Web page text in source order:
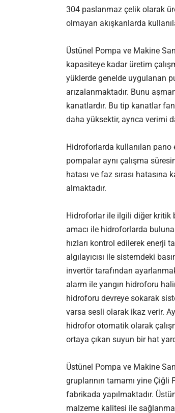
304 paslanmaz çelik olarak
olmayan akışkanlarda
Üstünel Pompa ve Makine
kapasiteye kadar üretim
yüklerde genelde uygulanan
arızalanmaktadır. Bunu
kanatlardır. Bu tip kanatlar
daha yüksektir, ayrıca verimi
Hidroforlarda kullanılan pano
pompalar aynı çalışma
hatası ve faz sırası
almaktadır.
Hidroforlar ile ilgili diğer kritik
amacı ile hidroforlarda
hızları kontrol edilerek enerji
algılayıcısı ile sistemdeki
invertör tarafından
alarm ile yangın hidroforu
hidroforu devreye sokarak
varsa sesli olarak ikaz verir.
hidrofor otomatik olarak
ortaya çıkan suyun bir hat
Üstünel Pompa ve Makine
gruplarının tamamı yine Çiğli
fabrikada yapılmaktadır.
malzeme kalitesi ile